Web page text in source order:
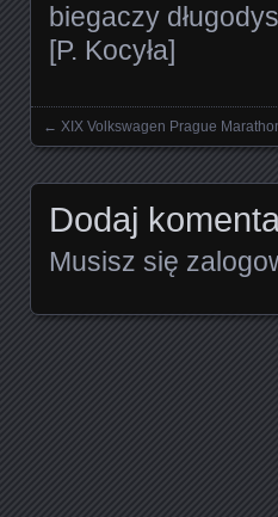
biegaczy
[P. Kocyła]
Nawigowanie
← XIX Volkswagen Prague
Dodaj
Musisz się